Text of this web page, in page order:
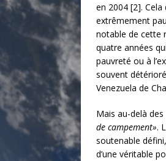
en 2004 [2].
extrêmement
notable de cette
quatre années
pauvreté ou à
souvent
Venezuela de
Mais au-delà
de campement».
soutenable
d’une véritable